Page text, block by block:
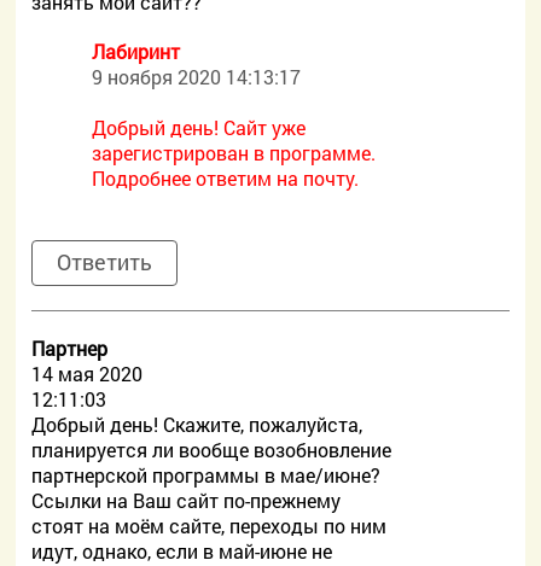
Лабиринт
9 ноября 2020 14:13:17
Добрый день! Сайт уже
зарегистрирован в программе.
Подробнее ответим на почту.
Ответить
Партнер
14 мая 2020
12:11:03
Добрый день! Скажите, пожалуйста,
планируется ли вообще возобновление
партнерской программы в мае/июне?
Ссылки на Ваш сайт по-прежнему
стоят на моём сайте, переходы по ним
идут, однако, если в май-июне не